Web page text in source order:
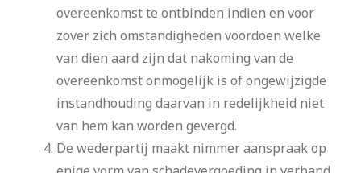
overeenkomst te ontbinden indien en voor
zover zich omstandigheden voordoen welke
van dien aard zijn dat nakoming van de
overeenkomst onmogelijk is of ongewijzigde
instandhouding daarvan in redelijkheid niet
van hem kan worden gevergd.
De wederpartij maakt nimmer aanspraak op